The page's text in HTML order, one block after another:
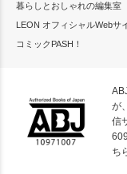
暮らしとおしゃれの編集室
LEON オフィシャルWebサ
コミックPASH！
が
信
ち